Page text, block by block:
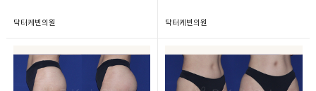
닥터케빈의원 닥터케빈의원